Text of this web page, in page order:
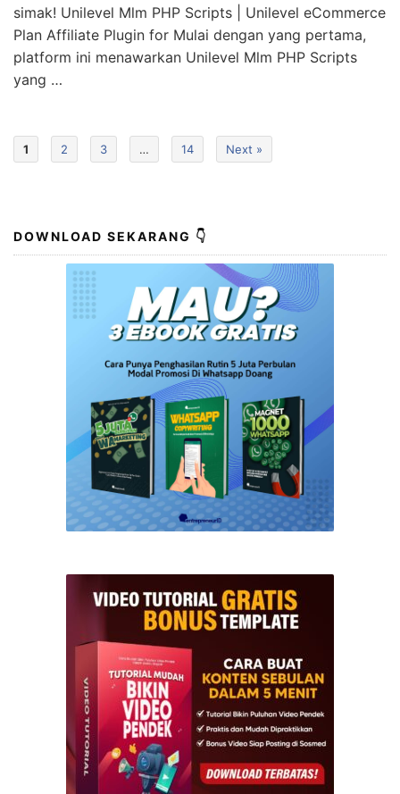
simak! Unilevel Mlm PHP Scripts | Unilevel eCommerce
Plan Affiliate Plugin for Mulai dengan yang pertama,
platform ini menawarkan Unilevel Mlm PHP Scripts
yang …
1 2 3 … 14 Next »
DOWNLOAD SEKARANG 👇